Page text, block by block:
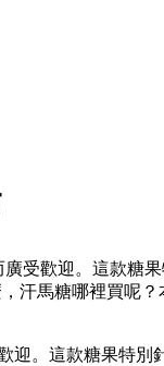
廣受歡迎。這款糖
汗馬糖哪裡買呢？
迎。這款糖果特別